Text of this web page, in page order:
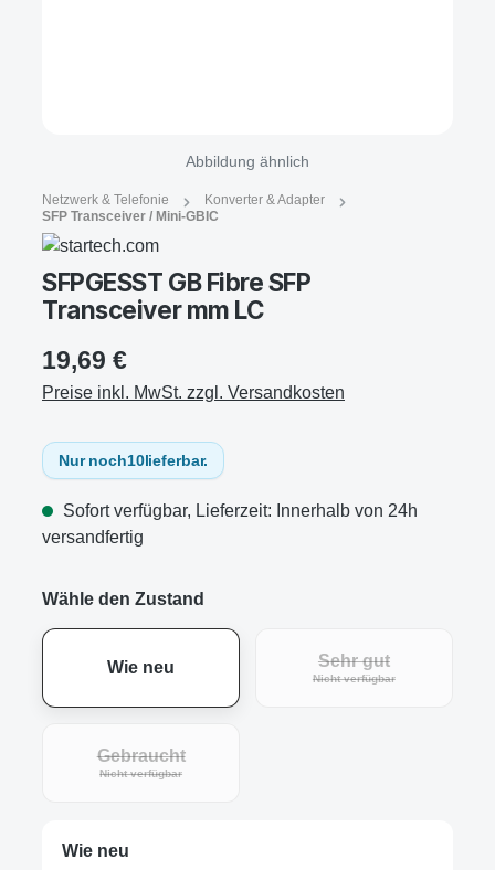
Abbildung ähnlich
Netzwerk & Telefonie
Konverter & Adapter
SFP Transceiver / Mini-GBIC
SFPGESST GB Fibre SFP
Transceiver mm LC
19,69 €
Preise inkl. MwSt. zzgl. Versandkosten
Nur noch10lieferbar.
Sofort verfügbar, Lieferzeit: Innerhalb von 24h
versandfertig
Wähle den Zustand
Wie neu Sehr gut
Nicht verfügbar
Gebraucht
Nicht verfügbar
Wie neu